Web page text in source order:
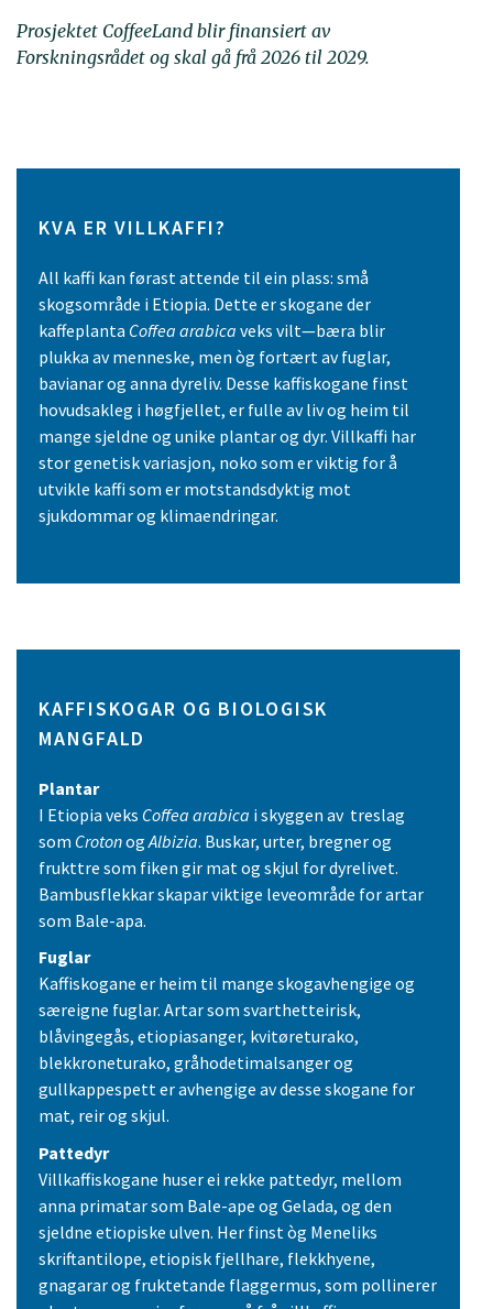
Prosjektet CoffeeLand blir finansiert av
Forskningsrådet og skal gå frå 2026 til 2029.
KVA ER VILLKAFFI?
All kaffi kan førast attende til ein plass: små
skogsområde i Etiopia. Dette er skogane der
kaffeplanta Coffea arabica veks vilt—bæra blir
plukka av menneske, men òg fortært av fuglar,
bavianar og anna dyreliv. Desse kaffiskogane finst
hovudsakleg i høgfjellet, er fulle av liv og heim til
mange sjeldne og unike plantar og dyr. Villkaffi har
stor genetisk variasjon, noko som er viktig for å
utvikle kaffi som er motstandsdyktig mot
sjukdommar og klimaendringar.
KAFFISKOGAR OG BIOLOGISK
MANGFALD
Plantar
I Etiopia veks Coffea arabica i skyggen av treslag
som CrotonogAlbizia. Buskar, urter, bregner og
frukttre som fiken gir mat og skjul for dyrelivet.
Bambusflekkar skapar viktige leveområde for artar
som Bale-apa.
Fuglar
Kaffiskogane er heim til mange skogavhengige og
særeigne fuglar. Artar som svarthetteirisk,
blåvingegås, etiopiasanger, kvitøreturako,
blekkroneturako, gråhodetimalsanger og
gullkappespett er avhengige av desse skogane for
mat, reir og skjul.
Pattedyr
Villkaffiskogane huser ei rekke pattedyr, mellom
anna primatar som Bale-ape og Gelada, og den
sjeldne etiopiske ulven. Her finst òg Meneliks
skriftantilope, etiopisk fjellhare, flekkhyene,
gnagarar og fruktetande flaggermus, som pollinerer